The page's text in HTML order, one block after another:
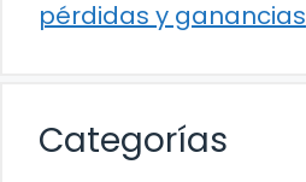
pérdidas y ganancias
Categorías